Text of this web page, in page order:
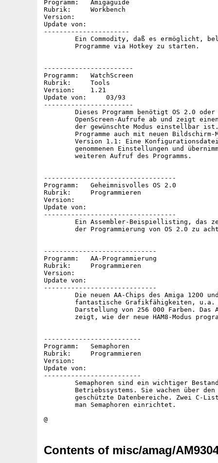
Programm:   Amigaguide
Rubrik:     Workbench
Version:
Update von:
----------------------
-----------------------
Programm:   WatchScreen
Rubrik:     Tools
Version:    1.21
Update von:	03/93
-----------------------
----------------------------------
Programm:   Geheimnisvolles OS 2.0
Rubrik:     Programmieren
Version:
Update von:
----------------------------------
-----------------------------
Programm:   AA-Programmierung
Rubrik:     Programmieren
Version:
Update von:
-----------------------------
-------------------------
Programm:   Semaphoren
Rubrik:     Programmieren
Version:
Update von:
-------------------------
Contents of misc/amag/